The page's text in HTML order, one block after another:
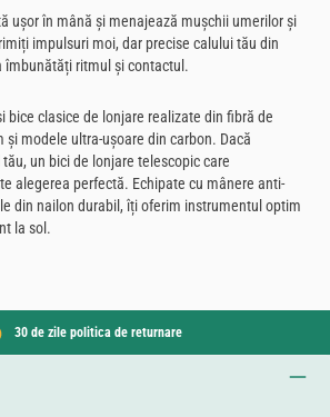
ușor în mână și menajează mușchii umerilor și
impulsuri moi, dar precise calului tău din
îmbunătăți ritmul și contactul.
bice clasice de lonjare realizate din fibră de
și modele ultra-ușoare din carbon. Dacă
un bici de lonjare telescopic care
alegerea perfectă. Echipate cu mânere anti-
din nailon durabil, îți oferim instrumentul optim
la sol.
30 de zile politica de returnare